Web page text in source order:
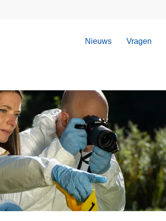
Nieuws Vragen